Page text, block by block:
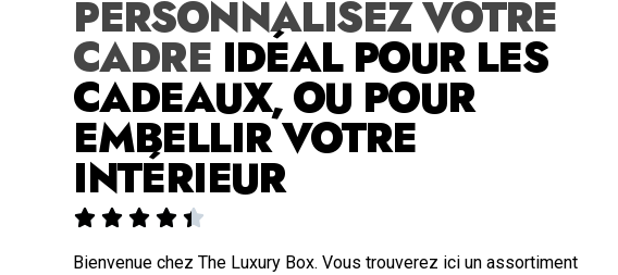
PERSONNALISEZ VOTRE
CADRE IDÉAL POUR LES
CADEAUX, OU POUR
EMBELLIR VOTRE
INTÉRIEUR
    
Bienvenue chez The Luxury Box. Vous trouverez ici un assortiment